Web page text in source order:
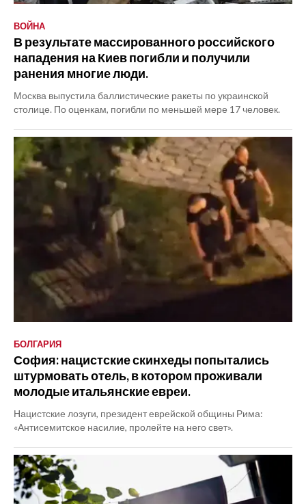
ВОЙНА
В результате массированного российского
нападения на Киев погибли и получили
ранения многие люди.
Москва выпустила баллистические ракеты по украинской
столице. По оценкам, погибли по меньшей мере 17 человек.
БОЛГАРИЯ
София: нацистские скинхеды попытались
штурмовать отель, в котором проживали
молодые итальянские евреи.
Нацистские лозуги, президент еврейской общины Рима:
«Антисемитское насилие, пролейте на него свет».